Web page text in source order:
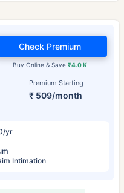
Premium Starting
₹ 509/month
Buy Online & Save₹4.0 K
Check Premium
yr
Intimation